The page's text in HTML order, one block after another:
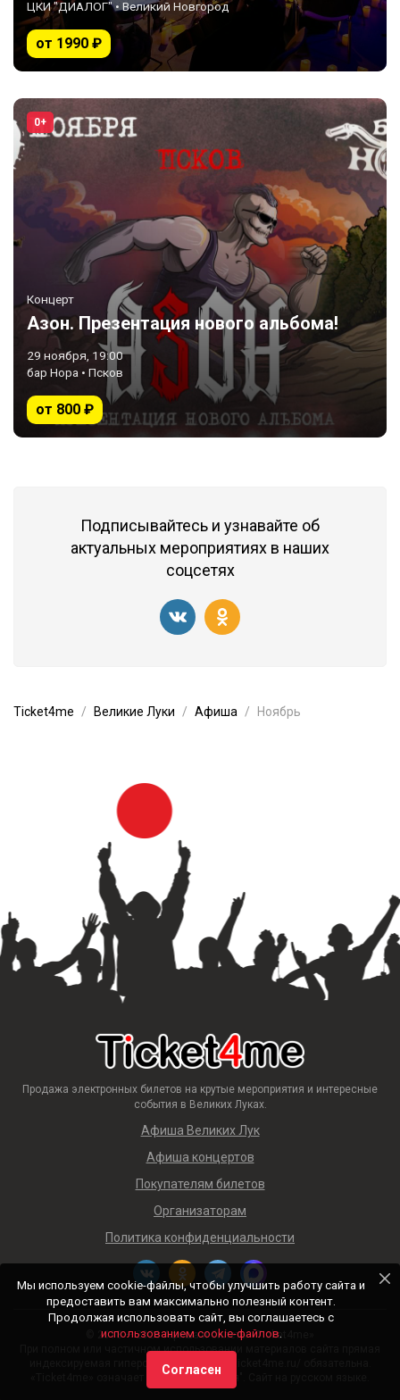
ЦКИ "ДИАЛОГ" • Великий Новгород
от 1990 ₽
0+
Концерт
Азон. Презентация нового альбома!
29 ноября, 19:00
бар Нора • Псков
от 800 ₽
Подписывайтесь и узнавайте об
актуальных мероприятиях в наших
соцсетях
Ticket4me Великие Луки Афиша Ноябрь
Продажа электронных билетов на крутые мероприятия и интересные
события в Великих Луках.
Афиша Великих Лук
Афиша концертов
Покупателям билетов
Организаторам
Политика конфиденциальности
© 2018 — 2026 Афиша и билеты «Ticket4me»
При полном или частичном использовании материалов сайта прямая
индексируемая гиперссылка на https://ticket4me.ru/ обязательна.
«Ticket4me» означает "Билеты для меня". Сайт на русском языке.
Мы используем cookie-файлы, чтобы улучшить работу сайта и
предоставить вам максимально полезный контент.
Продолжая использовать сайт, вы соглашаетесь с
использованием cookie-файлов.
Согласен